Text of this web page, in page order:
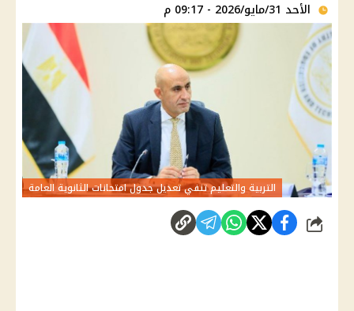
الأحد 31/مايو/2026 - 09:17 م
التربية والتعليم تنفي تعديل جدول امتحانات الثانوية العامة
شارك